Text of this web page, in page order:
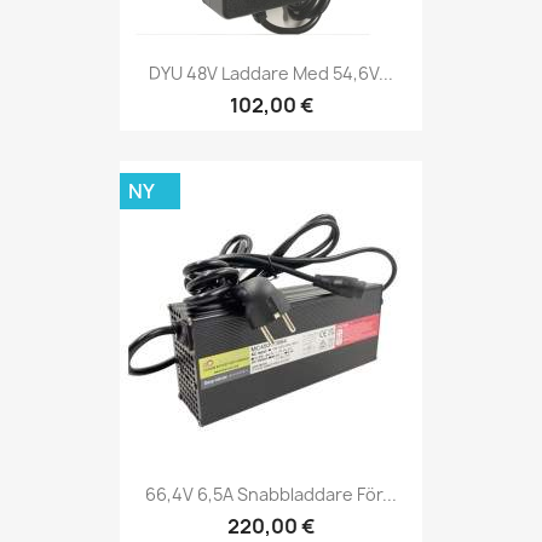
DYU 48V Laddare Med 54,6V...
102,00 €
66,4V 6,5A Snabbladdare För...
220,00 €
NY